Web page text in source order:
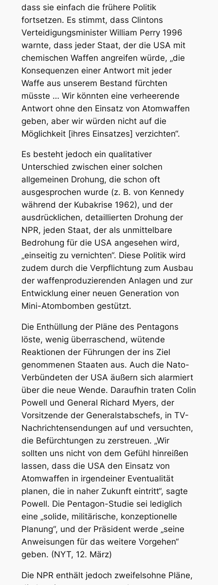
dass sie einfach die frühere Politik
fortsetzen. Es stimmt, dass Clintons
Verteidigungsminister William Perry 1996
warnte, dass jeder Staat, der die USA mit
chemischen Waffen angreifen würde, „die
Konsequenzen einer Antwort mit jeder
Waffe aus unserem Bestand fürchten
müsste … Wir könnten eine verheerende
Antwort ohne den Einsatz von Atomwaffen
geben, aber wir würden nicht auf die
Möglichkeit [ihres Einsatzes] verzichten“.
Es besteht jedoch ein qualitativer
Unterschied zwischen einer solchen
allgemeinen Drohung, die schon oft
ausgesprochen wurde (z. B. von Kennedy
während der Kubakrise 1962), und der
ausdrücklichen, detaillierten Drohung der
NPR, jeden Staat, der als unmittelbare
Bedrohung für die USA angesehen wird,
„einseitig zu vernichten“. Diese Politik wird
zudem durch die Verpflichtung zum Ausbau
der waffenproduzierenden Anlagen und zur
Entwicklung einer neuen Generation von
Mini-Atombomben gestützt.
Die Enthüllung der Pläne des Pentagons
löste, wenig überraschend, wütende
Reaktionen der Führungen der ins Ziel
genommenen Staaten aus. Auch die Nato-
Verbündeten der USA äußern sich alarmiert
über die neue Wende. Daraufhin traten Colin
Powell und General Richard Myers, der
Vorsitzende der Generalstabschefs, in TV-
Nachrichtensendungen auf und versuchten,
die Befürchtungen zu zerstreuen. „Wir
sollten uns nicht von dem Gefühl hinreißen
lassen, dass die USA den Einsatz von
Atomwaffen in irgendeiner Eventualität
planen, die in naher Zukunft eintritt“, sagte
Powell. Die Pentagon-Studie sei lediglich
eine „solide, militärische, konzeptionelle
Planung“, und der Präsident werde „seine
Anweisungen für das weitere Vorgehen“
geben. (NYT, 12. März)
Die NPR enthält jedoch zweifelsohne Pläne,